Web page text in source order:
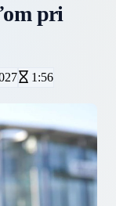
pri
1:56